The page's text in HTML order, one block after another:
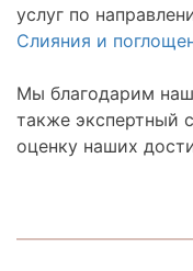
услуг по
Слияния и
Мы благодарим
также экспертный
оценку наших